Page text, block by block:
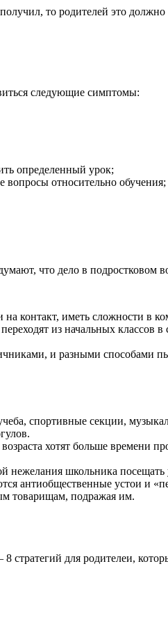
то родителей это
следующие симптомы:
определенный урок;
относительно обучения;
что дело в подростковом
контакт, иметь сложности в
из начальных классов
и разными способами
спортивные секции,
хотят больше времени
нежелания школьника посещать
антиобщественные устои и
товарищам, подражая им.
для родителеи,